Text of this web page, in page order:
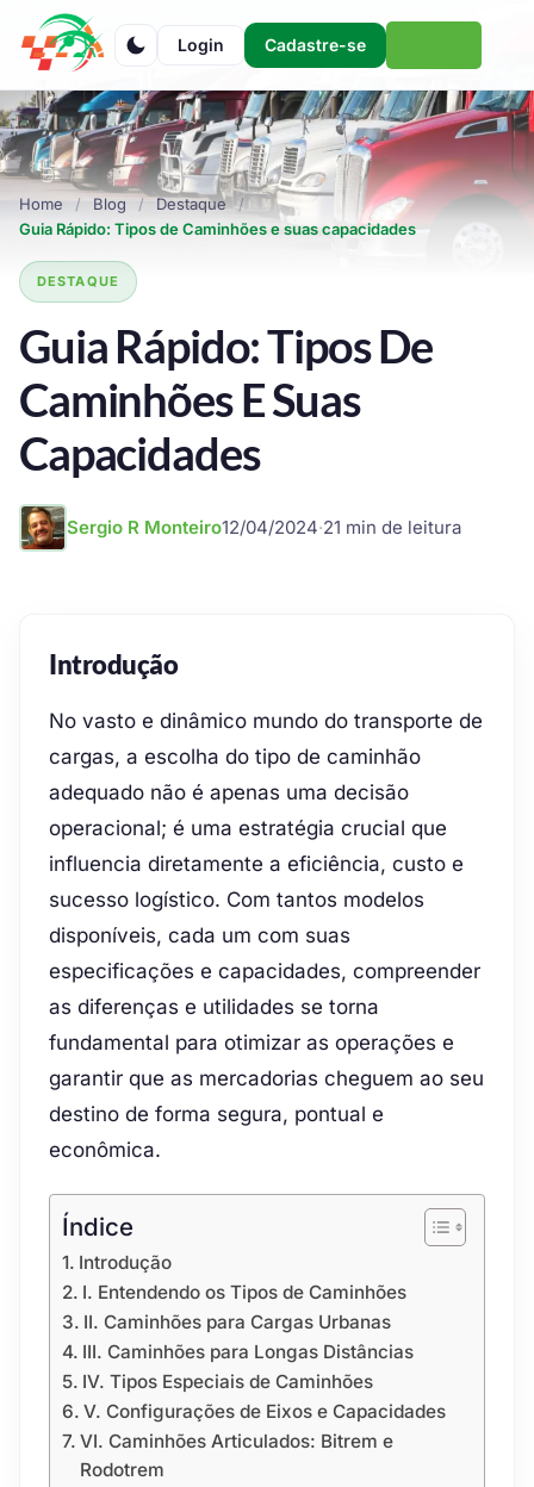
Login Cadastre-se
Home Blog
Destaque
Guia Rápido: Tipos de Caminhões e suas capacidades
DESTAQUE
Guia Rápido: Tipos De
Caminhões E Suas
Capacidades
Sergio R Monteiro12/04/2024·21 min de leitura
Introdução
No vasto e dinâmico mundo do transporte de
cargas, a escolha do tipo de caminhão
adequado não é apenas uma decisão
operacional; é uma estratégia crucial que
influencia diretamente a eficiência, custo e
sucesso logístico. Com tantos modelos
disponíveis, cada um com suas
especificações e capacidades, compreender
as diferenças e utilidades se torna
fundamental para otimizar as operações e
garantir que as mercadorias cheguem ao seu
destino de forma segura, pontual e
econômica.
Índice
Introdução
I. Entendendo os Tipos de Caminhões
II. Caminhões para Cargas Urbanas
III. Caminhões para Longas Distâncias
IV. Tipos Especiais de Caminhões
V. Configurações de Eixos e Capacidades
VI. Caminhões Articulados: Bitrem e
Rodotrem